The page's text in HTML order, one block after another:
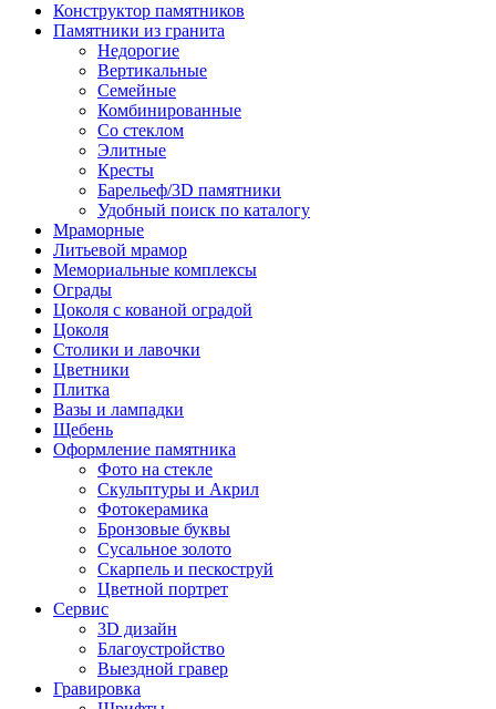
Конструктор памятников
Памятники из гранита
Недорогие
Вертикальные
Семейные
Комбинированные
Со стеклом
Элитные
Кресты
Барельеф/3D памятники
Удобный поиск по каталогу
Мраморные
Литьевой мрамор
Мемориальные комплексы
Ограды
Цоколя с кованой оградой
Цоколя
Столики и лавочки
Цветники
Плитка
Вазы и лампадки
Щебень
Оформление памятника
Фото на стекле
Скульптуры и Акрил
Фотокерамика
Бронзовые буквы
Сусальное золото
Скарпель и пескоструй
Цветной портрет
Сервис
3D дизайн
Благоустройство
Выездной гравер
Гравировка